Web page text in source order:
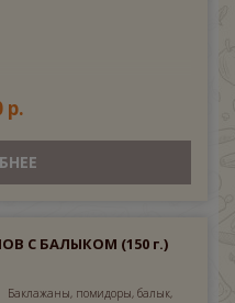
р.
С БАЛЫКОМ (150 г.)
Баклажаны, помидоры, балык,